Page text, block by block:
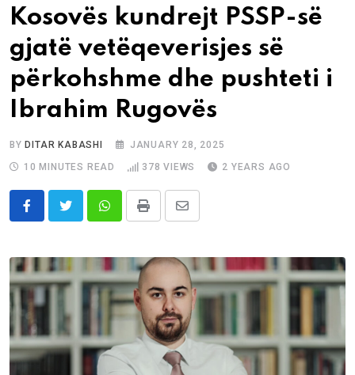
Kosovës kundrejt PSSP-së
gjatë vetëqeverisjes së
përkohshme dhe pushteti i
Ibrahim Rugovës
BY DITAR KABASHI
JANUARY 28, 2025
10 MINUTES READ
378 VIEWS 2 YEARS AGO
WhatsappPrint
Share
Email